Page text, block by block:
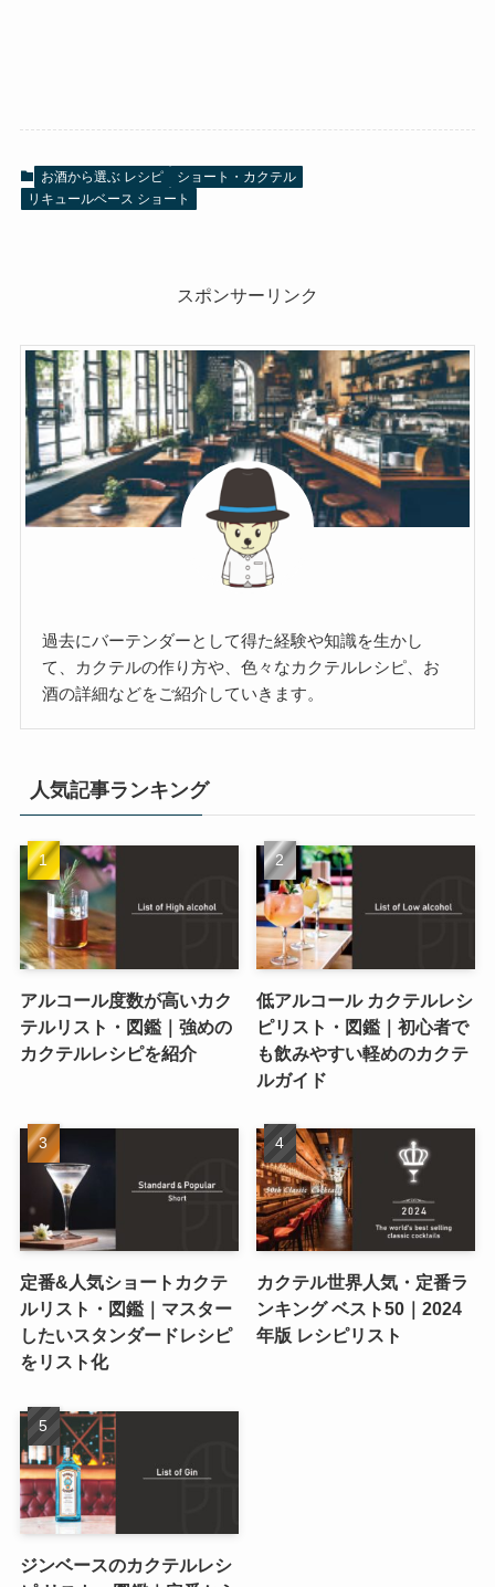
お酒から選ぶ レシピ
ショート・カクテル
リキュールベース ショート
スポンサーリンク
過去にバーテンダーとして得た経験や知識を生かし
て、カクテルの作り方や、色々なカクテルレシピ、お
酒の詳細などをご紹介していきます。
人気記事ランキング
アルコール度数が高いカク
テルリスト・図鑑｜強めの
カクテルレシピを紹介
低アルコール カクテルレシ
ピリスト・図鑑｜初心者で
も飲みやすい軽めのカクテ
ルガイド
定番&人気ショートカクテ
ルリスト・図鑑｜マスター
したいスタンダードレシピ
をリスト化
カクテル世界人気・定番ラ
ンキング ベスト50｜2024
年版 レシピリスト
ジンベースのカクテルレシ